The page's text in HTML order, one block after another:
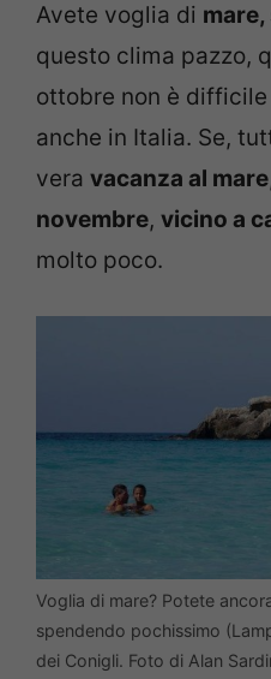
Avete voglia di mare,
questo clima pazzo,
ottobre non è
anche in Italia. Se,
vera vacanza al mare
novembre, vicino a
molto poco.
Voglia di mare? Potete
spendendo pochissimo
dei Conigli. Foto di Alan